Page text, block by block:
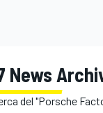
News
del "Porsche